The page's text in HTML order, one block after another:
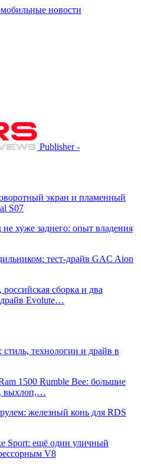
Publisher -
экран и пламенный
S07
хуже заднего: опыт владения
тест-драйв GAC Aion
сборка и два
Evolute…
технологии и драйв в
1500 Rumble Bee: большие
выхлоп,…
железный конь для RDS
Sport: ещё один уличный
V8